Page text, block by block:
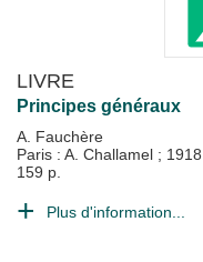
LIVRE
Principes généraux
A. Fauchère
Paris : A. Challamel ; 1918
159 p.
Plus d'information...